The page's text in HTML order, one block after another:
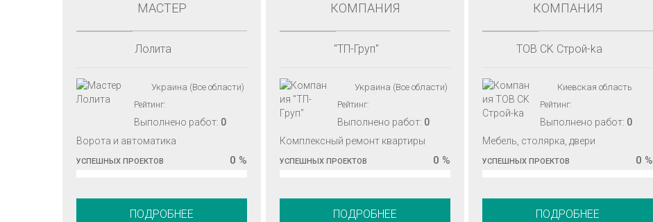
МАСТЕР
Лолита
Украина (Все области)
Рейтинг:
Выполнено работ: 0
Ворота и автоматика
0 %
УСПЕШНЫХ ПРОЕКТОВ
ПОДРОБНЕЕ
КОМПАНИЯ
"ТП-Груп"
Украина (Все области)
Рейтинг:
Выполнено работ: 0
Комплексный ремонт квартиры
0 %
УСПЕШНЫХ ПРОЕКТОВ
ПОДРОБНЕЕ
КОМПАНИЯ
ТОВ CK Строй-ka
Киевская область
Рейтинг:
Выполнено работ: 0
Мебель, столярка, двери
0 %
УСПЕШНЫХ ПРОЕКТОВ
ПОДРОБНЕЕ